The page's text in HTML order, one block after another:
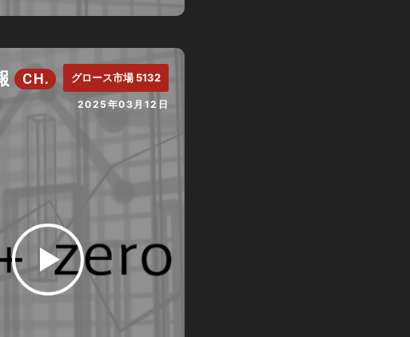
CH. グロース市場 5132
2025年03月12日